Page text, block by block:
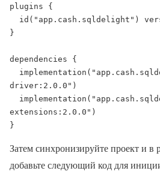
plugins {
}
dependencies {
driver:2.0.0")
extensions:2.0.0")
}
Затем синхронизируйте проект и в
добавьте следующий код для